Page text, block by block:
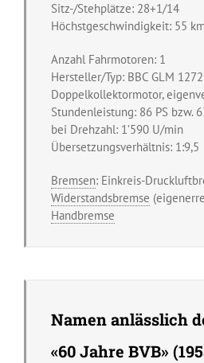
Sitz-/Stehplätze: 28+1/14
Höchstgeschwindigkeit: 55
Anzahl Fahrmotoren: 1
Hersteller/Typ: BBC GLM
Doppelkollektormotor,
Stundenleistung: 86 PS bzw.
bei Drehzahl: 1’590 U/min
Übersetzungsverhältnis: 1:9,5
Bremsen: Einkreis-
Widerstandsbremse
Handbremse
Namen anlässlich
«60 Jahre BVB»